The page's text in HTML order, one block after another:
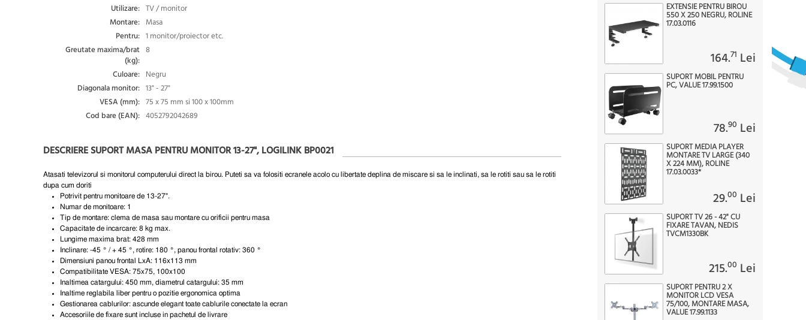
Utilizare: TV / monitor
Montare: Masa
Pentru: 1 monitor/proiector etc.
Greutate maxima/brat
(kg):
8
Culoare: Negru
Diagonala monitor: 13" - 27"
VESA (mm): 75 x 75 mm si 100 x 100mm
Cod bare (EAN): 4052792042689
DESCRIERE SUPORT MASA PENTRU MONITOR 13-27", LOGILINK BP0021
Atasati televizorul si monitorul computerului direct la birou. Puteti sa va folositi ecranele acolo cu libertate deplina de miscare si sa le inclinati, sa le rotiti sau sa le rotiti
dupa cum doriti
Potrivit pentru monitoare de 13-27".
Numar de monitoare: 1
Tip de montare: clema de masa sau montare cu orificii pentru masa
Capacitate de incarcare: 8 kg max.
Lungime maxima brat: 428 mm
Inclinare: -45 ° / + 45 °, rotire: 180 °, panou frontal rotativ: 360 °
Dimensiuni panou frontal LxA: 116x113 mm
Compatibilitate VESA: 75x75, 100x100
Inaltimea catargului: 450 mm, diametrul catargului: 35 mm
Inaltime reglabila liber pentru o pozitie ergonomica optima
Gestionarea cablurilor: ascunde elegant toate cablurile conectate la ecran
Accesoriile de fixare sunt incluse in pachetul de livrare
EXTENSIE PENTRU BIROU
550 X 250 NEGRU, ROLINE
17.03.0116
164.71 Lei
SUPORT MOBIL PENTRU
PC, VALUE 17.99.1500
78.90 Lei
SUPORT MEDIA PLAYER
MONTARE TV LARGE (340
X 224 MM), ROLINE
17.03.0033*
29.00 Lei
SUPORT TV 26 - 42" CU
FIXARE TAVAN, NEDIS
TVCM1330BK
215.00 Lei
SUPORT PENTRU 2 X
MONITOR LCD VESA
75/100, MONTARE MASA,
VALUE 17.99.1133